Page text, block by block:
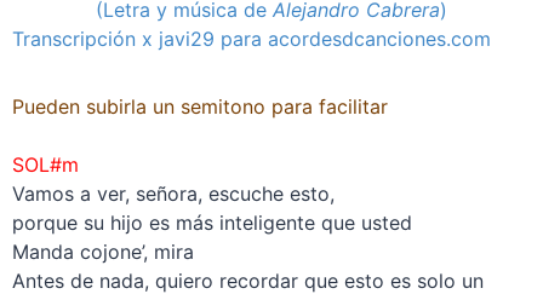
(Letra y música de Alejandro Cabrera)
Transcripción x javi29 para acordesdcanciones.com
Pueden subirla un semitono para facilitar
SOL#m
Vamos a ver, señora, escuche esto,
porque su hijo es más inteligente que usted
Manda cojone’, mira
Antes de nada, quiero recordar que esto es solo un